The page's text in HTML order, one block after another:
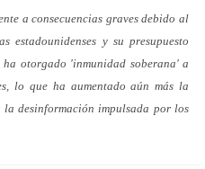
a consecuencias graves debido al
estadounidenses y su presupuesto
ha otorgado 'inmunidad soberana' a
lo que ha aumentado aún más la
desinformación impulsada por los